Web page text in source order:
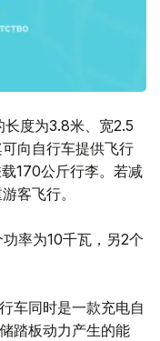
度为3.8米、宽2.5
向自行车提供飞行
170公斤行李。若减
客飞行。
率为10千瓦，另2个
车同时是一款充电自
踏板动力产生的能